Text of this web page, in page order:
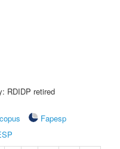
RDIDP retired
Fapesp